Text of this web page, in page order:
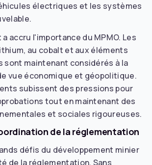
électriques et les systèmes
accru l'importance du MPMO. Les
au cobalt et aux éléments
sont maintenant considérés à la
vue économique et géopolitique.
subissent des pressions pour
tout en maintenant des
et sociales rigoureuses.
de la réglementation
défis du développement minier
de la réglementation. Sans